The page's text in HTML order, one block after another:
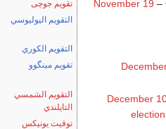
تقويم جوچى
التقويم اليوليوسي
التقويم الكوري
تقويم مينگوو
التقويم الشمسي
التايلندي
توقيت يونيكس
November 19 –
December